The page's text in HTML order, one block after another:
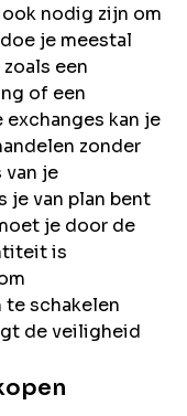
nodig zijn om
je meestal
een
of een
kan je
zonder
van je
je van plan bent
je door de
is
schakelen
de veiligheid